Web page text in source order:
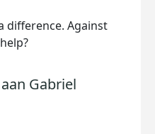
difference. Against
Gabriel